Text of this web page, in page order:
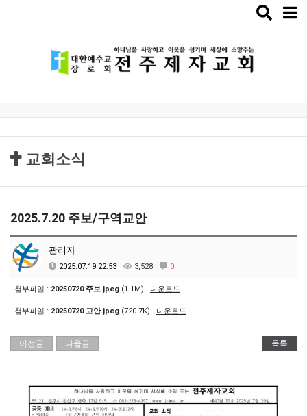
Toggle
교회소식
2025.7.20 주보/구역교안
관리자
2025.07.19 22:53 3,528 0
- 첨부파일 : 20250720 주보.jpeg (1.1M) - 다운로드
- 첨부파일 : 20250720 교안.jpeg (720.7K) - 다운로드
이전글 다음글 목록